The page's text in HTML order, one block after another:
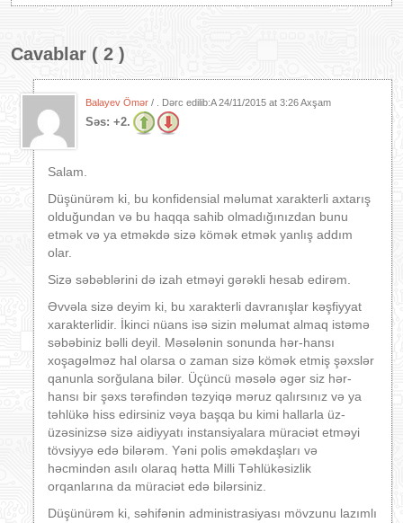
Cavablar ( 2 )
Balayev Ömər / . Dərc edilib:A24/11/2015 at 3:26 Axşam
Səs: +2.
Salam.
Düşünürəm ki, bu konfidensial məlumat xarakterli axtarış
olduğundan və bu haqqa sahib olmadığınızdan bunu
etmək və ya etməkdə sizə kömək etmək yanlış addım
olar.
Sizə səbəblərini də izah etməyi gərəkli hesab edirəm.
Əvvəla sizə deyim ki, bu xarakterli davranışlar kəşfiyyat
xarakterlidir. İkinci nüans isə sizin məlumat almaq istəmə
səbəbiniz bəlli deyil. Məsələnin sonunda hər-hansı
xoşagəlməz hal olarsa o zaman sizə kömək etmiş şəxslər
qanunla sorğulana bilər. Üçüncü məsələ əgər siz hər-
hansı bir şəxs tərəfindən təzyiqə məruz qalırsınız və ya
təhlükə hiss edirsiniz vəya başqa bu kimi hallarla üz-
üzəsinizsə sizə aidiyyatı instansiyalara müraciət etməyi
tövsiyyə edə bilərəm. Yəni polis əməkdaşları və
həcmindən asılı olaraq hətta Milli Təhlükəsizlik
orqanlarına da müraciət edə bilərsiniz.
Düşünürəm ki, səhifənin administrasiyası mövzunu lazımlı